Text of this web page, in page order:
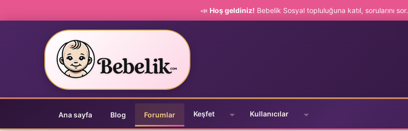
📣 Hoş geldiniz! Bebelik Sosyal topluluğuna katıl, sorularını sor.
Ana sayfa Blog Forumlar Keşfet Kullanıcılar